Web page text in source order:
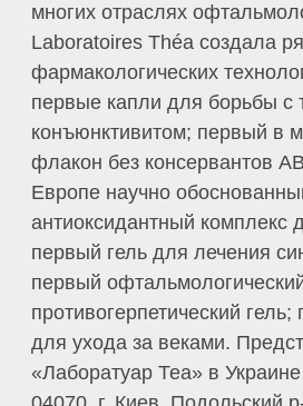
многих отраслях
Laboratoires Théa создала
фармакологических
первые капли для борьбы с
конъюнктивитом; первый в
флакон без консервантов
Европе научно
антиоксидантный комплекс
первый гель для лечения
первый
противогерпетический
для ухода за веками.
«Лаборатуар Теа» в